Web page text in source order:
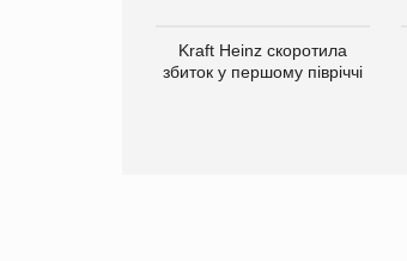
Kraft Heinz скоротила
збиток у першому півріччі